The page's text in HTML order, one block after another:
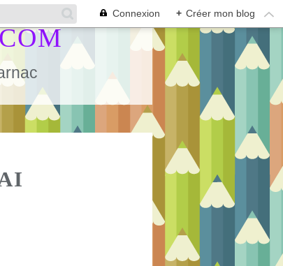
Connexion + Créer mon blog